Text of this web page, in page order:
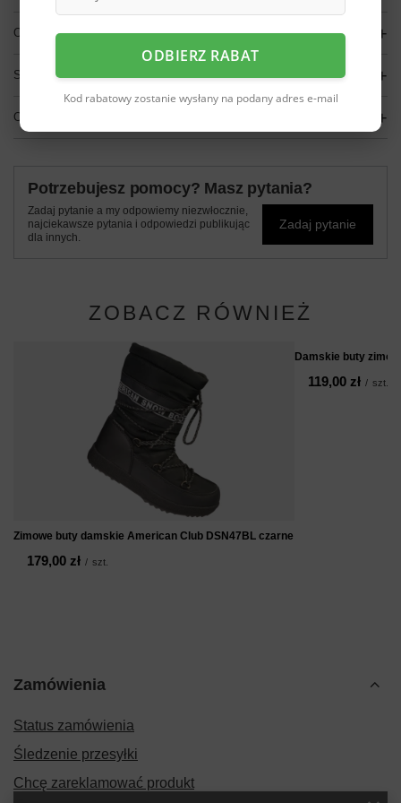
OPIS
SZCZEGÓŁOWE DANE
OPINIE
Potrzebujesz pomocy? Masz pytania?
Zadaj pytanie a my odpowiemy niezwłocznie,
najciekawsze pytania i odpowiedzi publikując
dla innych.
Zadaj pytanie
ZOBACZ RÓWNIEŻ
Zimowe buty damskie American Club DSN47BL czarne
179,00 zł / szt.
Damskie buty
119,00 zł / szt.
Zamówienia
Status zamówienia
Śledzenie przesyłki
Chcę zareklamować produkt
ODBIERZ RABAT
Kod rabatowy zostanie wysłany na podany adres e-mail